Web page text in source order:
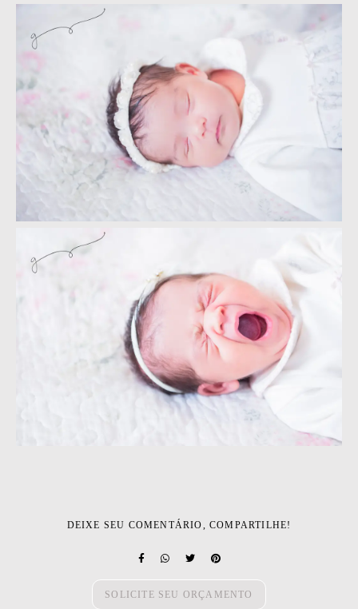
DEIXE SEU COMENTÁRIO, COMPARTILHE!
SOLICITE SEU ORÇAMENTO